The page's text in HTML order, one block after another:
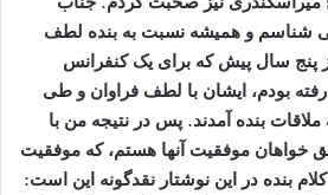
شناسم و همیشه نسبت به بنده لطف
پنج سال پیش که برای یک کنفرانس
بودم، ایشان با لطف فراوان و طی
بنده آمدند. پس در نتیجه من با
خواهان موفقیت آنها هستم، که موفقیت
بنده در این نوشتار نقدگونه این است: